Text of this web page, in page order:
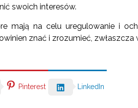
swoich interesów.
mają na celu uregulowanie i
znać i zrozumieć, zwłaszcza
Pinterest LinkedIn